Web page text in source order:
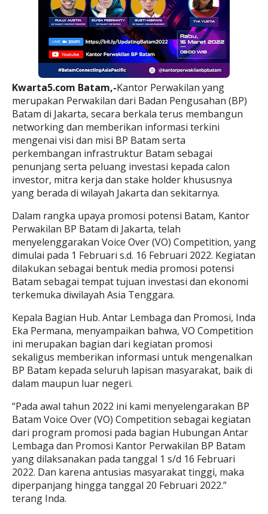
Kwarta5.com Batam,-Kantor Perwakilan yang
merupakan Perwakilan dari Badan Pengusahan (BP)
Batam di Jakarta, secara berkala terus membangun
networking dan memberikan informasi terkini
mengenai visi dan misi BP Batam serta
perkembangan infrastruktur Batam sebagai
penunjang serta peluang investasi kepada calon
investor, mitra kerja dan stake holder khususnya
yang berada di wilayah Jakarta dan sekitarnya.
Dalam rangka upaya promosi potensi Batam, Kantor
Perwakilan BP Batam di Jakarta, telah
menyelenggarakan Voice Over (VO) Competition, yang
dimulai pada 1 Februari s.d. 16 Februari 2022. Kegiatan
dilakukan sebagai bentuk media promosi potensi
Batam sebagai tempat tujuan investasi dan ekonomi
terkemuka diwilayah Asia Tenggara.
Kepala Bagian Hub. Antar Lembaga dan Promosi, Inda
Eka Permana, menyampaikan bahwa, VO Competition
ini merupakan bagian dari kegiatan promosi
sekaligus memberikan informasi untuk mengenalkan
BP Batam kepada seluruh lapisan masyarakat, baik di
dalam maupun luar negeri.
“Pada awal tahun 2022 ini kami menyelengarakan BP
Batam Voice Over (VO) Competition sebagai kegiatan
dari program promosi pada bagian Hubungan Antar
Lembaga dan Promosi Kantor Perwakilan BP Batam
yang dilaksanakan pada tanggal 1 s/d 16 Februari
2022. Dan karena antusias masyarakat tinggi, maka
diperpanjang hingga tanggal 20 Februari 2022.”
terang Inda.